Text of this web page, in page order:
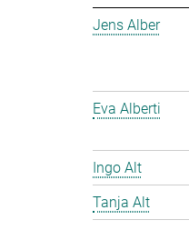
Jens Alber
Eva Alberti
Ingo Alt
Tanja Alt